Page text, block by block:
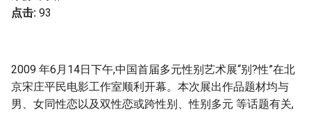
n
g
点击: 93
2009 年6月14日下午,中国首届多元性别艺术展“别?性”在北
京宋庄平民电影工作室顺利开幕。本次展出作品题材均与
男、女同性恋以及双性恋或跨性别、性别多元 等话题有关,